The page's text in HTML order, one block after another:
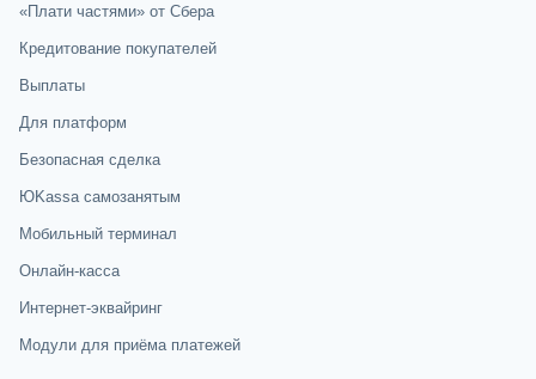
«Плати частями» от Сбера
Кредитование покупателей
Выплаты
Для платформ
Безопасная сделка
ЮKassa самозанятым
Мобильный терминал
Онлайн-касса
Интернет-эквайринг
Модули для приёма платежей